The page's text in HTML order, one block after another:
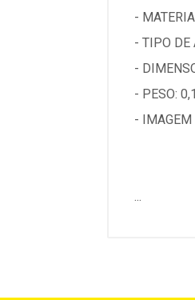
-
- TIPO DE
-
- PESO:
- IMAGEM
...